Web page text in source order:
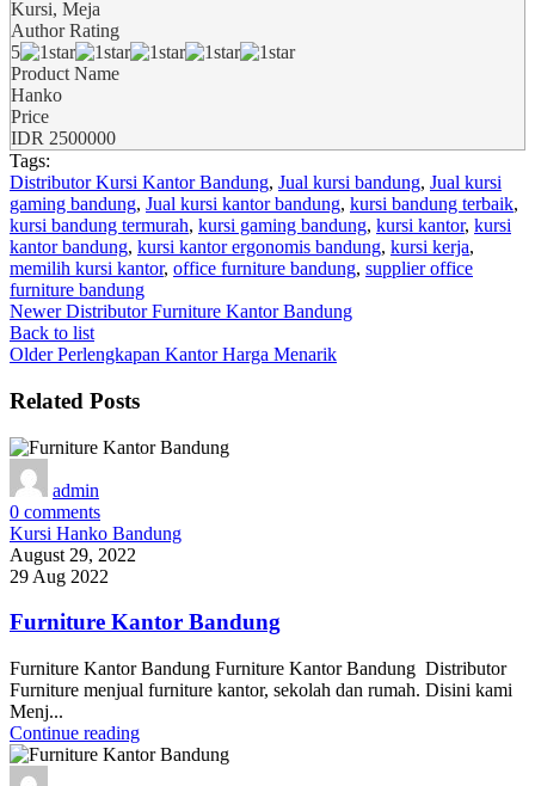
Kursi, Meja
Author Rating
5
Product Name
Hanko
Price
IDR 2500000
Tags:
Distributor Kursi Kantor Bandung, Jual kursi bandung, Jual kursi
gaming bandung, Jual kursi kantor bandung, kursi bandung terbaik,
kursi bandung termurah, kursi gaming bandung, kursi kantor, kursi
kantor bandung, kursi kantor ergonomis bandung, kursi kerja,
memilih kursi kantor, office furniture bandung, supplier office
furniture bandung
Newer Distributor Furniture Kantor Bandung
Back to list
Older Perlengkapan Kantor Harga Menarik
Related Posts
admin
0 comments
Kursi Hanko Bandung
August 29, 2022
29 Aug 2022
Furniture Kantor Bandung
Furniture Kantor Bandung Furniture Kantor Bandung Distributor
Furniture menjual furniture kantor, sekolah dan rumah. Disini kami
Menj...
Continue reading